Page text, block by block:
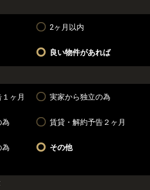
2ヶ月以内
良い物件があれば
ヶ月 実家から独立の為
為 賃貸・解約予告２ヶ月
為 その他